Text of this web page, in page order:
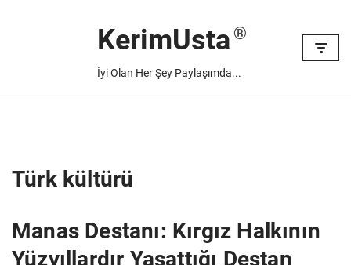
KerimUsta
İyi Olan Her Şey Paylaşımda...
Türk kültürü
Manas Destanı: Kırgız Halkının
Yüzyıllardır Yaşattığı Destan